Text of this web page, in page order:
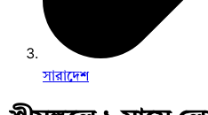
সারাদেশ